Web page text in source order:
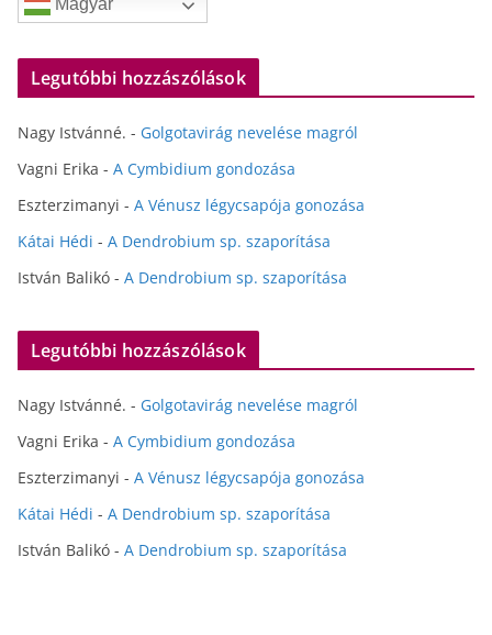
Magyar
Legutóbbi hozzászólások
Nagy Istvánné. - Golgotavirág nevelése magról
Vagni Erika - A Cymbidium gondozása
Eszterzimanyi - A Vénusz légycsapója gonozása
Kátai Hédi - A Dendrobium sp. szaporítása
István Balikó - A Dendrobium sp. szaporítása
Legutóbbi hozzászólások
Nagy Istvánné. - Golgotavirág nevelése magról
Vagni Erika - A Cymbidium gondozása
Eszterzimanyi - A Vénusz légycsapója gonozása
Kátai Hédi - A Dendrobium sp. szaporítása
István Balikó - A Dendrobium sp. szaporítása